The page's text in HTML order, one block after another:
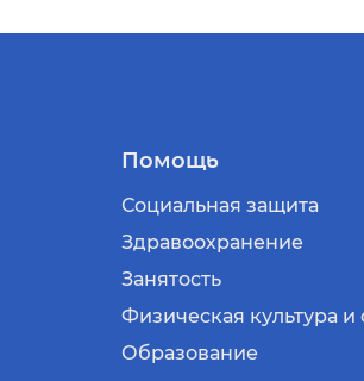
Помощь
Социальная защита
Здравоохранение
Занятость
Физическая культура и
Образование